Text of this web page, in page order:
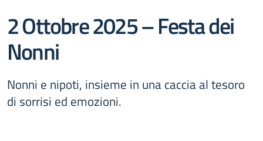
2 Ottobre 2025 – Festa dei
Nonni
Nonni e nipoti, insieme in una caccia al tesoro
di sorrisi ed emozioni.